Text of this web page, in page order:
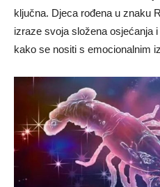
ključna. Djeca rođena u znaku
izraze svoja složena osjećanja
kako se nositi s emocionalnim